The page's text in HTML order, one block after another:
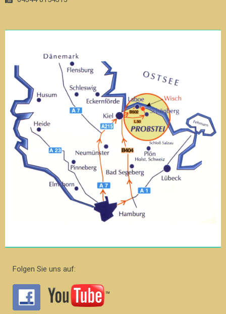
Folgen Sie uns auf: